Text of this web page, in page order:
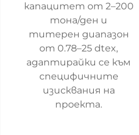
капацитет от 2–200
тона/ден и
титерен диапазон
от 0.78–25 dtex,
адаптирайки се към
специфичните
изисквания на
проекта.